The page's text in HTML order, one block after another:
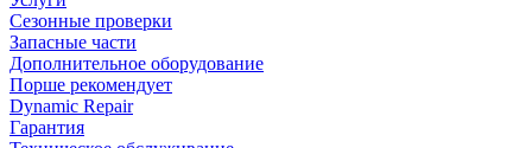
Сезонные проверки
Запасные части
Дополнительное оборудование
Порше рекомендует
Dynamic Repair
Гарантия